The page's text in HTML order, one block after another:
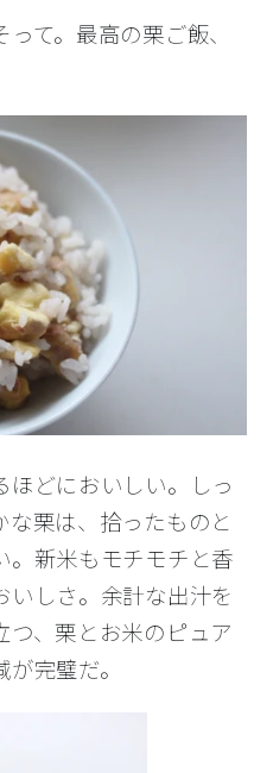
て。最高の栗ご飯、
ほどにおいしい。しっ
な栗は、拾ったものと
。新米もモチモチと香
いしさ。余計な出汁を
つ、栗とお米のピュア
完璧だ。